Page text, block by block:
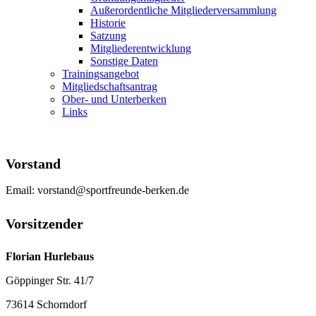
Außerordentliche Mitgliederversammlung
Historie
Satzung
Mitgliederentwicklung
Sonstige Daten
Trainingsangebot
Mitgliedschaftsantrag
Ober- und Unterberken
Links
Vorstand
Email: vorstand@sportfreunde-berken.de
Vorsitzender
Florian Hurlebaus
Göppinger Str. 41/7
73614 Schorndorf